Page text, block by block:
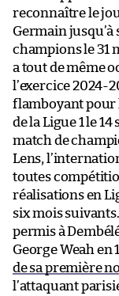
reconnaître le
Germain jusqu’à
champions le 31
a tout de même
l’exercice 2024-
flamboyant pour
de la Ligue 1 le
match de
Lens,
toutes
réalisations en
six mois
permis à
George Weah en
de sa première
l’attaquant